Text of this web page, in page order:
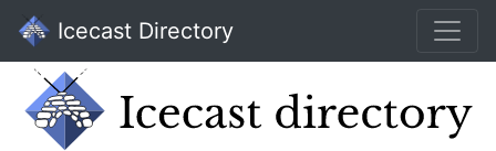
Icecast Directory